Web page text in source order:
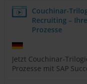
Couchinar-
Recruiting –
Prozesse
Jetzt Couchinar-
Prozesse mit SAP